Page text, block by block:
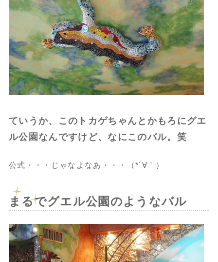
ていうか、このトカゲちゃんとかもろにグエ
ル公園なんですけど、なにこのバル。笑
公式・・・じゃなよなあ・・・（*´∀｀）
まるでグエル公園のようなバル